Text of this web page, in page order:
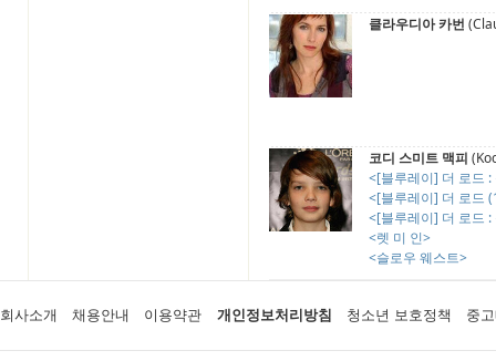
클라우디아 카번
코디 스미트 맥피
<[블루레이] 더 로드
<[블루레이] 더 로드
<[블루레이] 더 로드
<렛 미 인>
<슬로우 웨스트>
회사소개 채용안내 이용약관 개인정보처리방침 청소년 보호정책 중